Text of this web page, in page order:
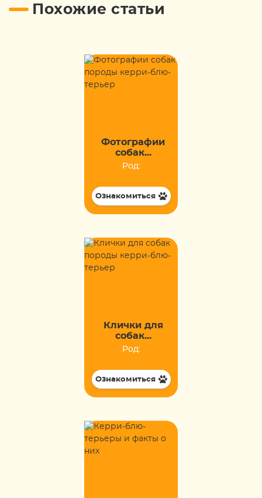
Похожие статьи
Фотографии
собак...
Род:
Ознакомиться
Клички для
собак...
Род:
Ознакомиться